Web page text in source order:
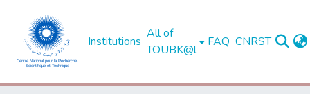
Institutions
All of
TOUBK@l
FAQ CNRST